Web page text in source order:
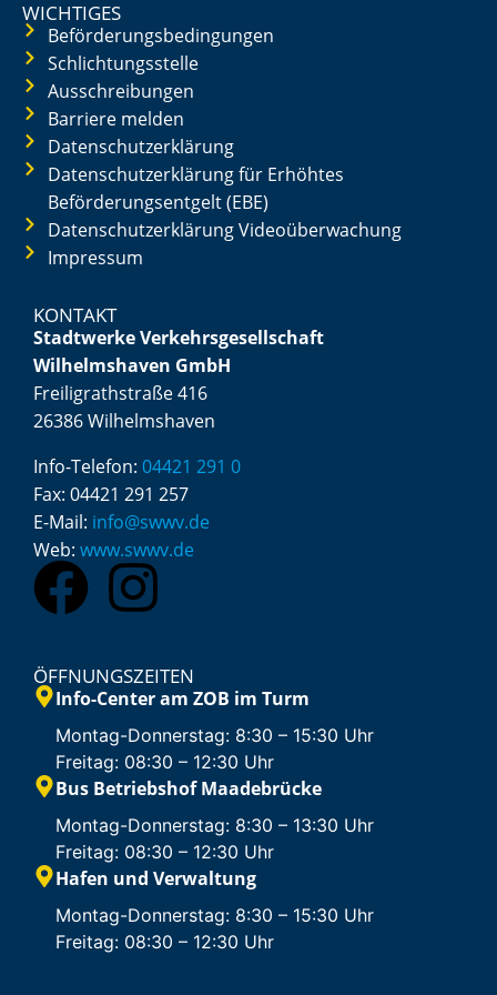
WICHTIGES
Beförderungsbedingungen
Schlichtungsstelle
Ausschreibungen
Barriere melden
Datenschutzerklärung
Datenschutzerklärung für Erhöhtes
Beförderungsentgelt (EBE)
Datenschutzerklärung Videoüberwachung
Impressum
KONTAKT
Stadtwerke Verkehrsgesellschaft
Wilhelmshaven GmbH
Freiligrathstraße 416
26386 Wilhelmshaven
Info-Telefon: 04421 291 0
Fax: 04421 291 257
E-Mail: info@swwv.de
Web: www.swwv.de
ÖFFNUNGSZEITEN
Info-Center am ZOB im Turm
Montag-Donnerstag: 8:30 – 15:30 Uhr
Freitag: 08:30 – 12:30 Uhr
Bus Betriebshof Maadebrücke
Montag-Donnerstag: 8:30 – 13:30 Uhr
Freitag: 08:30 – 12:30 Uhr
Hafen und Verwaltung
Montag-Donnerstag: 8:30 – 15:30 Uhr
Freitag: 08:30 – 12:30 Uhr